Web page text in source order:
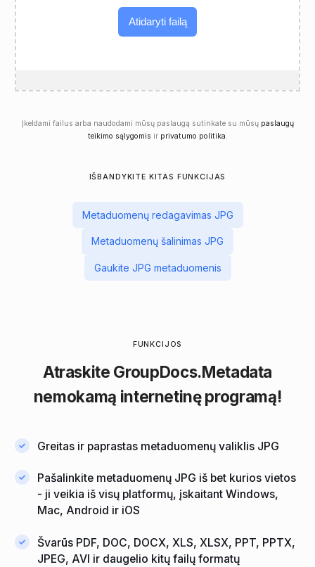
Atidaryti failą
Įkeldami failus arba naudodami mūsų paslaugą sutinkate su mūsų paslaugų
teikimo sąlygomis ir privatumo politika.
IŠBANDYKITE KITAS FUNKCIJAS
Metaduomenų redagavimas JPG
Metaduomenų šalinimas JPG
Gaukite JPG metaduomenis
FUNKCIJOS
Atraskite GroupDocs.Metadata
nemokamą internetinę programą!
Greitas ir paprastas metaduomenų valiklis JPG
Pašalinkite metaduomenų JPG iš bet kurios vietos
- ji veikia iš visų platformų, įskaitant Windows,
Mac, Android ir iOS
Švarūs PDF, DOC, DOCX, XLS, XLSX, PPT, PPTX,
JPEG, AVI ir daugelio kitų failų formatų